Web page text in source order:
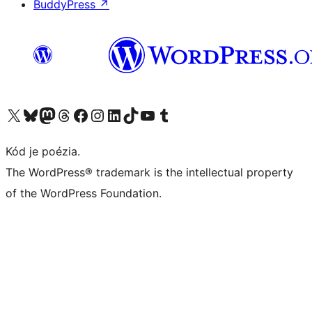
BuddyPress ↗
Navštívte náš účet na X (predtým Twitter)
Navštívte náš účet na platforme Bluesky
Navštívte náš účet na Mastodone
Navštívte náš účet na platforme Threads
Navštívte našu stránku na Facebooku
Navštívte náš účet Instagram
Navštívte náš účet LinkedIn
Navštívte náš účet na platforme TikTok
Navštívte náš kanál YouTube
Navštívte náš účet na platforme Tumblr
Kód je poézia.
The WordPress® trademark is the intellectual property
of the WordPress Foundation.